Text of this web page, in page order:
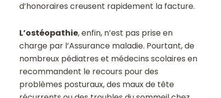
d’honoraires creusent rapidement la facture.
L’ostéopathie, enfin, n’est pas prise en
charge par l’Assurance maladie. Pourtant, de
nombreux pédiatres et médecins scolaires en
recommandent le recours pour des
problèmes posturaux, des maux de tête